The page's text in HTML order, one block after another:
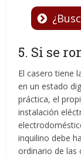
5. Si se
El casero tiene
en un estado
práctica, el
instalación
inquilino debe
ordinario de las